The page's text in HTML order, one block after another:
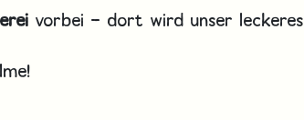
vorbei – dort wird unser leckeres